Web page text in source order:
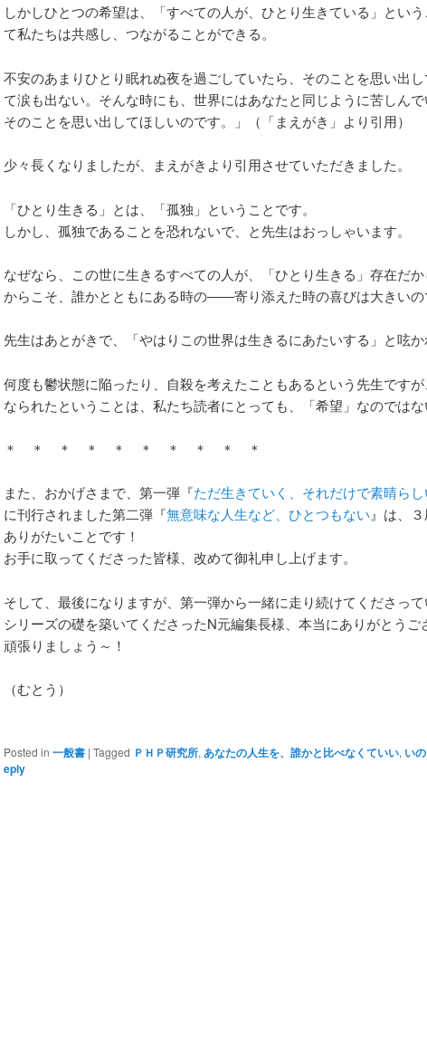
しかしひとつの希望は、「すべての人が、ひとり生きている」とい
て私たちは共感し、つながることができる。
不安のあまりひとり眠れぬ夜を過ごしていたら、そのことを思い出
て涙も出ない。そんな時にも、世界にはあなたと同じように苦しん
そのことを思い出してほしいのです。」（「まえがき」より引用）
少々長くなりましたが、まえがきより引用させていただきました。
「ひとり生きる」とは、「孤独」ということです。
しかし、孤独であることを恐れないで、と先生はおっしゃいます。
なぜなら、この世に生きるすべての人が、「ひとり生きる」存在だ
からこそ、誰かとともにある時の――寄り添えた時の喜びは大きいの
先生はあとがきで、「やはりこの世界は生きるにあたいする」と呟か
何度も鬱状態に陥ったり、自殺を考えたこともあるという先生です
なられたということは、私たち読者にとっても、「希望」なのではな
＊ ＊ ＊ ＊ ＊ ＊ ＊ ＊ ＊ ＊
また、おかげさまで、第一弾『ただ生きていく、それだけで素晴らし
に刊行されました第二弾『無意味な人生など、ひとつもない』は、
ありがたいことです！
お手に取ってくださった皆様、改めて御礼申し上げます。
そして、最後になりますが、第一弾から一緒に走り続けてくださっ
シリーズの礎を築いてくださったN元編集長様、本当にありがとうご
頑張りましょう～！
（むとう）
Posted in 一般書 | Tagged ＰＨＰ研究所, あなたの人生を、誰かと比べなくていい, い
eply